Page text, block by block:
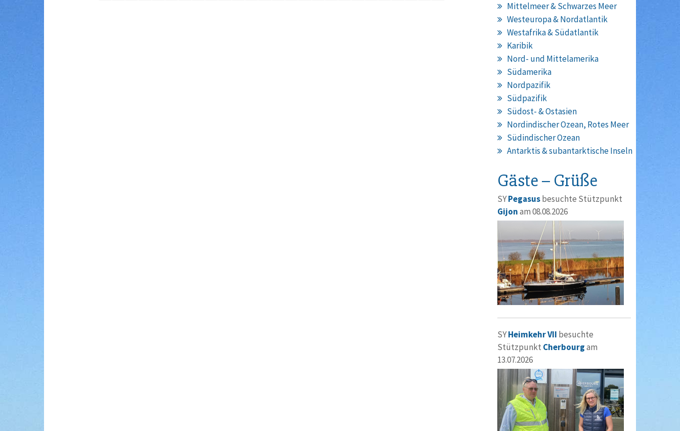
Mittelmeer & Schwarzes Meer
Westeuropa & Nordatlantik
Westafrika & Südatlantik
Karibik
Nord- und Mittelamerika
Südamerika
Nordpazifik
Südpazifik
Südost- & Ostasien
Nordindischer Ozean, Rotes Meer
Südindischer Ozean
Antarktis & subantarktische Inseln
Gäste – Grüße
SYPegasusbesuchte Stützpunkt
Gijonam 08.08.2026
SYHeimkehr VII besuchte
Stützpunkt Cherbourgam
13.07.2026